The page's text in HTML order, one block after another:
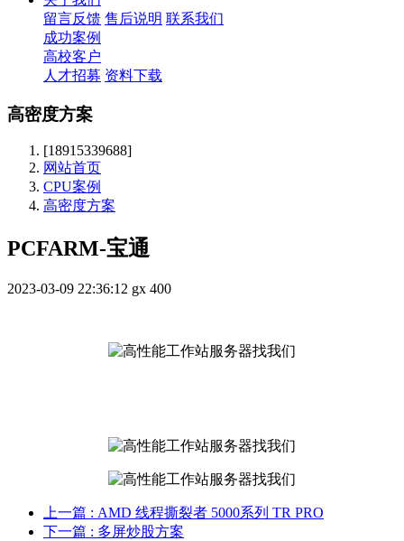
留言反馈 售后说明 联系我们
成功案例
高校客户
人才招募 资料下载
高密度方案
[18915339688]
网站首页
CPU案例
高密度方案
PCFARM-宝通
2023-03-09 22:36:12 gx 400
上一篇 : AMD 线程撕裂者 5000系列 TR PRO
下一篇 : 多屏炒股方案